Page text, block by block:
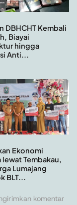
DBHCHT Kembali
Biayai
hingga
Anti...
Ekonomi
lewat Tembakau,
Lumajang
BLT...
komentar